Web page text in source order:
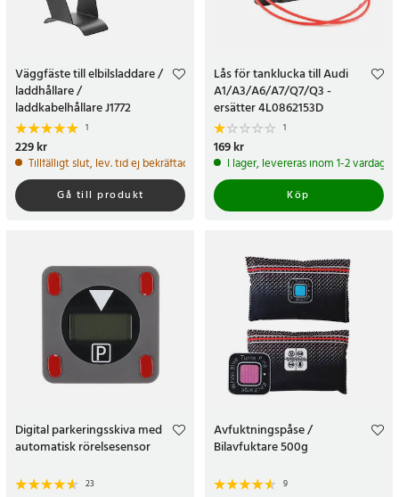
Väggfäste till elbilsladdare /
laddhållare /
laddkabelhållare J1772
1
Pris:229 kr
229 kr
Tillfälligt slut, lev. tid ej bekräftad.
Gå till produkt
Lås för tanklucka till Audi
A1/A3/A6/A7/Q7/Q3 -
ersätter 4L0862153D
1
Pris:169 kr
169 kr
I lager, levereras inom 1-2 vardagar
Köp
Digital parkeringsskiva med
automatisk rörelsesensor
23
Avfuktningspåse /
Bilavfuktare 500g
9